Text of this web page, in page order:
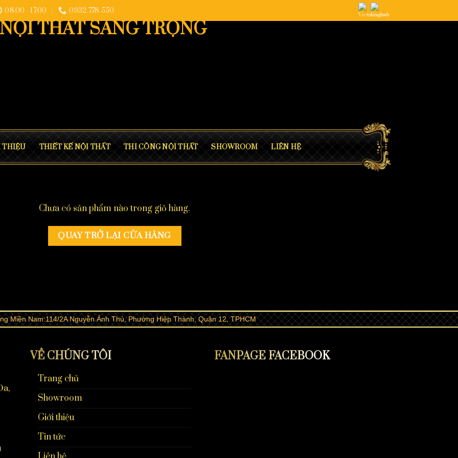
08:00 - 17:00 0932.778.550
THIỆU THIẾT KẾ NỘI THẤT THI CÔNG NỘI THẤT SHOWROOM LIÊN HỆ
Chưa có sản phẩm nào trong giỏ hàng.
QUAY TRỞ LẠI CỬA HÀNG
Miền Nam:114/2A Nguyễn Ảnh Thủ, Phường Hiệp Thành, Quận 12, TPHCM
VỀ CHÚNG TÔI
Trang chủ
Showroom
Giới thiệu
Tin tức
FANPAGE FACEBOOK